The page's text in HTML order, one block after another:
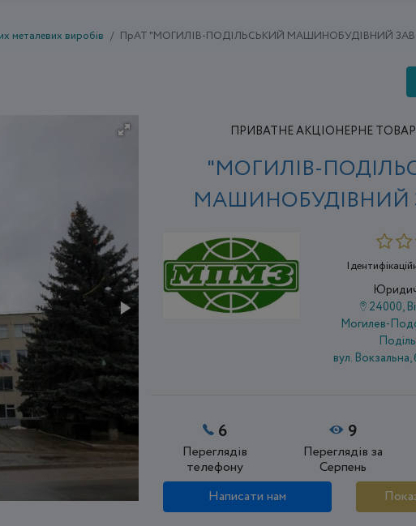
металевих виробів ПрАТ "МОГИЛІВ-ПОДІЛЬСЬКИЙ МАШИНОБУДІВНИЙ
ПРИВАТНЕ АКЦІОНЕРНЕ
"МОГИЛІВ-
МАШИНОБУДІВНИЙ
24000,
Могилев-
вул.
6
Переглядів
телефону
9
Переглядів за
Серпень
Написати нам